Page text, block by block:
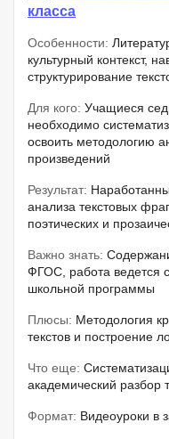
класса
Особенности:
культурный контекст,
структурирование
Для кого: Учащиеся
необходимо
освоить методологию
произведений
Результат:
анализа текстовых
поэтических и
Важно знать:
ФГОС, работа ведется
школьной программы
Плюсы: Методология
текстов и построение
Что еще:
академический разбор
Формат: Видеоуроки в